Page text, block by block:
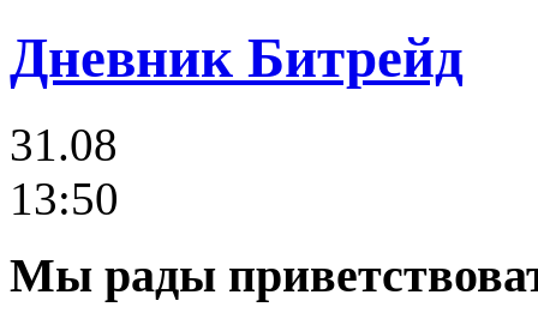
Дневник Битрейд
31.08
13:50
Мы рады